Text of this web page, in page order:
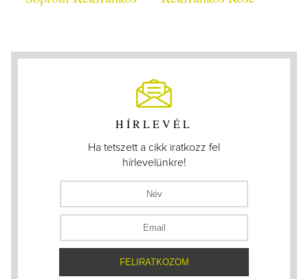
HÍRLEVÉL
Ha tetszett a cikk iratkozz fel
hírlevelünkre!